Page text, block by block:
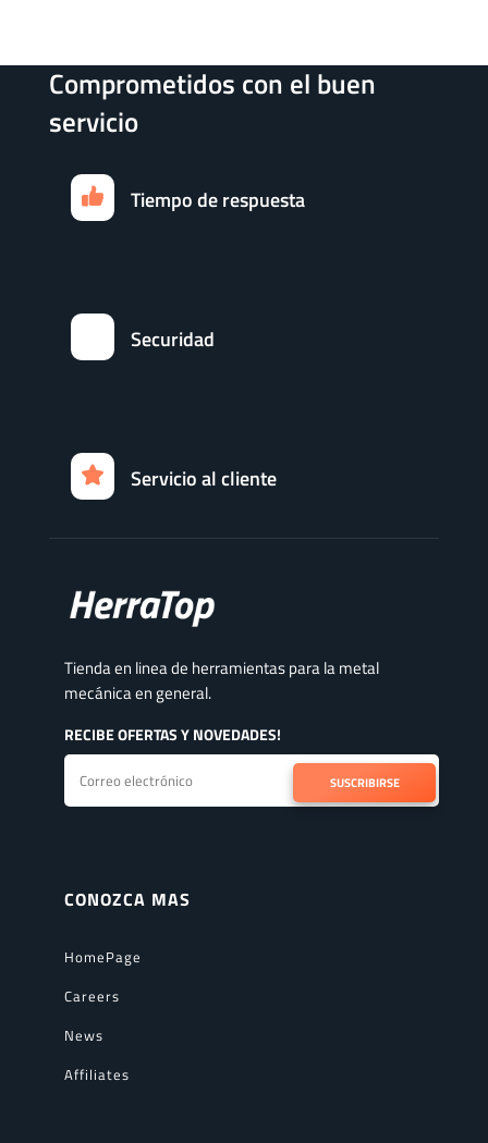
Comprometidos con el buen
servicio
Tiempo de respuesta
Securidad
Servicio al cliente
Tienda en linea de herramientas para la metal
mecánica en general.
RECIBE OFERTAS Y NOVEDADES!
SUSCRIBIRSE
CONOZCA MAS
HomePage
Careers
News
Affiliates